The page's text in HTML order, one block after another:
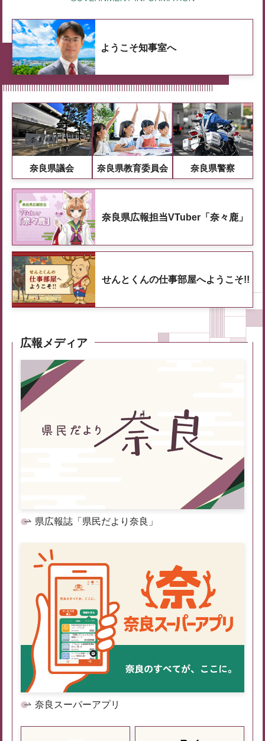
ようこそ知事室へ
奈良県議会 奈良県教育委員会 奈良県警察
奈良県広報担当VTuber「奈々鹿」
せんとくんの仕事部屋へようこそ!!
広報メディア
県広報誌「県民だより奈良」
奈良スーパーアプリ